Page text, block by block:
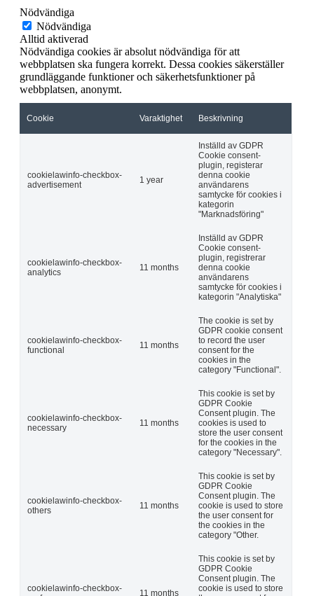
Nödvändiga
Nödvändiga
Alltid aktiverad
Nödvändiga cookies är absolut nödvändiga för att
webbplatsen ska fungera korrekt. Dessa cookies säkerställer
grundläggande funktioner och säkerhetsfunktioner på
webbplatsen, anonymt.
Cookie Varaktighet Beskrivning
cookielawinfo-checkbox-
advertisement
1 year
Inställd av GDPR
Cookie consent-
plugin, registerar
denna cookie
användarens
samtycke för cookies i
kategorin
"Marknadsföring"
cookielawinfo-checkbox-
analytics
11 months
Inställd av GDPR
Cookie consent-
plugin, registrerar
denna cookie
användarens
samtycke för cookies i
kategorin "Analytiska"
cookielawinfo-checkbox-
functional
11 months
The cookie is set by
GDPR cookie consent
to record the user
consent for the
cookies in the
category "Functional".
cookielawinfo-checkbox-
necessary
11 months
This cookie is set by
GDPR Cookie
Consent plugin. The
cookies is used to
store the user consent
for the cookies in the
category "Necessary".
cookielawinfo-checkbox-
others
11 months
This cookie is set by
GDPR Cookie
Consent plugin. The
cookie is used to store
the user consent for
the cookies in the
category "Other.
cookielawinfo-checkbox-
11 months
This cookie is set by
GDPR Cookie
Consent plugin. The
cookie is used to store